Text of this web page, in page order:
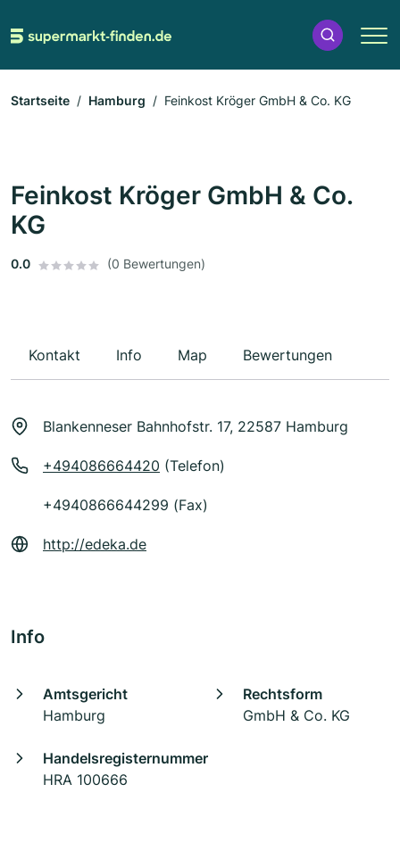
Startseite Hamburg Feinkost Kröger GmbH & Co. KG
Feinkost Kröger GmbH & Co.
KG
0.0 (0 Bewertungen)
Kontakt Info Map Bewertungen
Blankenneser Bahnhofstr. 17, 22587 Hamburg
+494086664420 (Telefon)
+4940866644299 (Fax)
http://edeka.de
Info
Amtsgericht
Hamburg
Rechtsform
GmbH & Co. KG
Handelsregisternummer
HRA 100666